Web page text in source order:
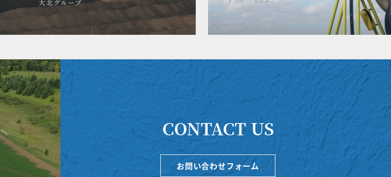
CONTACT US
お問い合わせフォーム